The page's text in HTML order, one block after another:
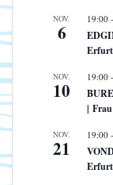
NOV.
6
19:00 -
Erfurt
NOV.
10
19:00 -
|
NOV.
21
19:00 -
Erfurt